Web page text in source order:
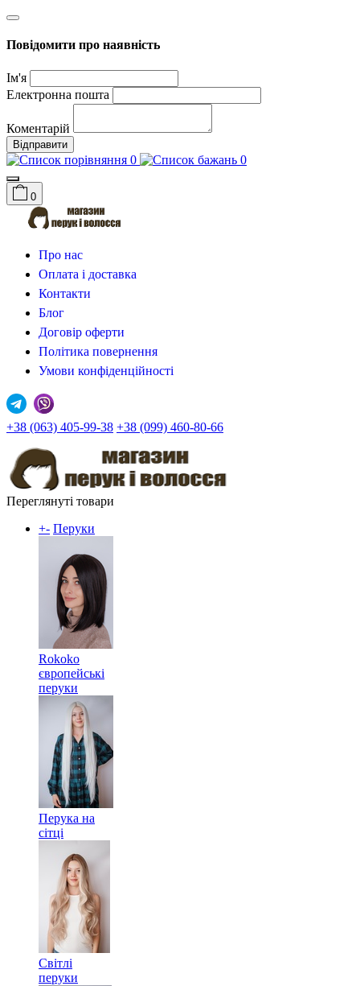
Повідомити про наявність
Ім'я
Електронна пошта
Коментарій
Відправити
0 0
0
Про нас
Оплата і доставка
Контакти
Блог
Договір оферти
Політика повернення
Умови конфіденційності
+38 (063) 405-99-38 +38 (099) 460-80-66
Переглянуті товари
+- Перуки
Rokoko
європейські
перуки
Перука на
сітці
Світлі
перуки